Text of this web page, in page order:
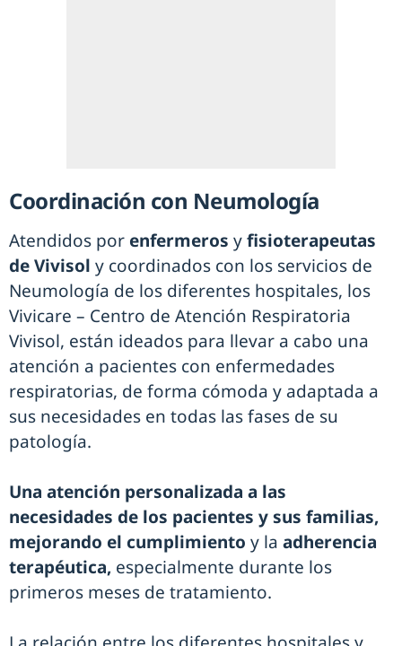
Coordinación con Neumología
Atendidos por enfermeros yfisioterapeutas
de Vivisol y coordinados con los servicios de
Neumología de los diferentes hospitales, los
Vivicare – Centro de Atención Respiratoria
Vivisol, están ideados para llevar a cabo una
atención a pacientes con enfermedades
respiratorias, de forma cómoda y adaptada a
sus necesidades en todas las fases de su
patología.
Una atención personalizada a las
necesidades de los pacientes y sus familias,
mejorando el cumplimiento y la adherencia
terapéutica, especialmente durante los
primeros meses de tratamiento.